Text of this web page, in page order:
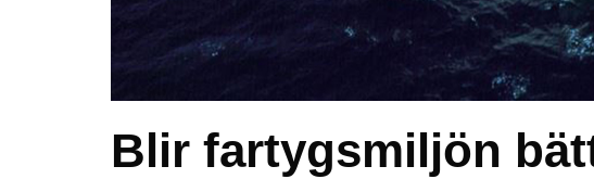
Blir fartygsmiljön